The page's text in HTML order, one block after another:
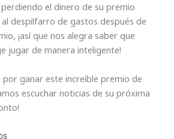
el dinero de su premio
despilfarro de gastos después de
¡así que nos alegra saber que
jugar de manera inteligente!
por ganar este increíble premio de
escuchar noticias de su próxima